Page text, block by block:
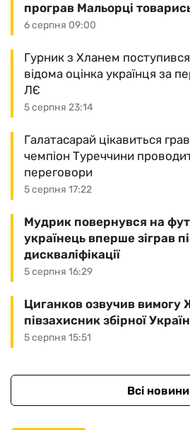
6 серпня 09:00
програв Мальорці
5 серпня 23:14
Гурник з Хланем
відома оцінка українця за
ЛЄ
5 серпня 17:22
Галатасарай цікавиться
чемпіон Туреччини
переговори
5 серпня 16:29
Мудрик повернувся на
українець вперше зіграв
дискваліфікації
5 серпня 15:51
Циганков озвучив вимогу
півзахисник збірної
Всі новини